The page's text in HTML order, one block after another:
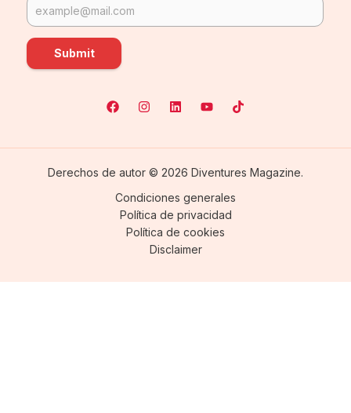
Submit
Derechos de autor © 2026 Diventures Magazine.
Condiciones generales
Política de privacidad
Política de cookies
Disclaimer